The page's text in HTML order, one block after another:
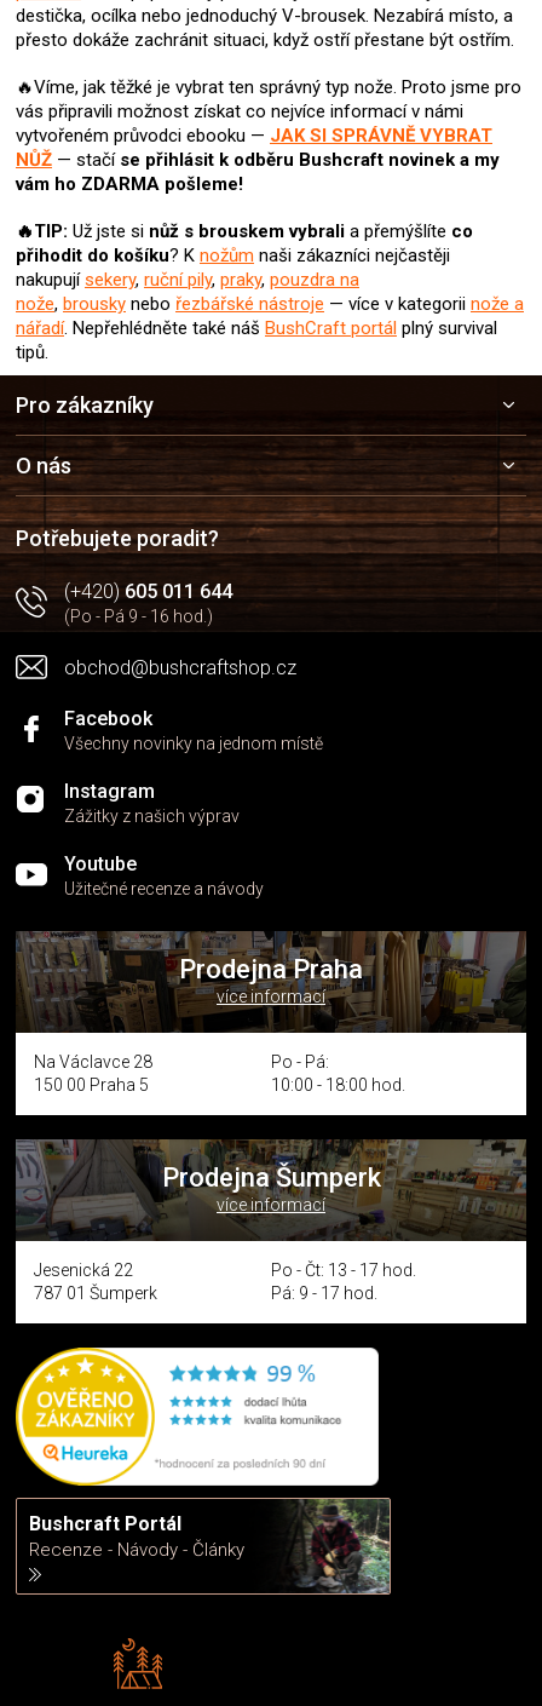
destička, ocílka nebo jednoduchý V-brousek. Nezabírá místo, a
přesto dokáže zachránit situaci, když ostří přestane být ostřím.
🔥Víme, jak těžké je vybrat ten správný typ nože. Proto jsme pro
vás připravili možnost získat co nejvíce informací v námi
vytvořeném průvodci ebooku — JAK SI SPRÁVNĚ VYBRAT
NŮŽ — stačí se přihlásit k odběru Bushcraft novinek a my
vám ho ZDARMA pošleme!
🔥TIP: Už jste si nůž s brouskem vybrali a přemýšlíte co
přihodit do košíku? K nožům naši zákazníci nejčastěji
nakupujísekery, ruční pily, praky, pouzdra na
nože, brousky nebo řezbářské nástroje — více v kategorii nože a
nářadí. Nepřehlédněte také náš BushCraft portál plný survival
tipů.
a
t
í
Pro zákazníky
O nás
Potřebujete poradit?
(+420)605 011 644
(Po - Pá 9 - 16 hod.)
obchod@bushcraftshop.cz
Facebook
Všechny novinky na jednom místě
Instagram
Zážitky z našich výprav
Youtube
Užitečné recenze a návody
Prodejna Praha
více informací
Na Václavce 28
150 00 Praha 5
Po - Pá:
10:00 - 18:00 hod.
Prodejna Šumperk
více informací
Jesenická 22
787 01 Šumperk
Po - Čt: 13 - 17 hod.
Pá: 9 - 17 hod.
Bushcraft Portál
Recenze - Návody - Články